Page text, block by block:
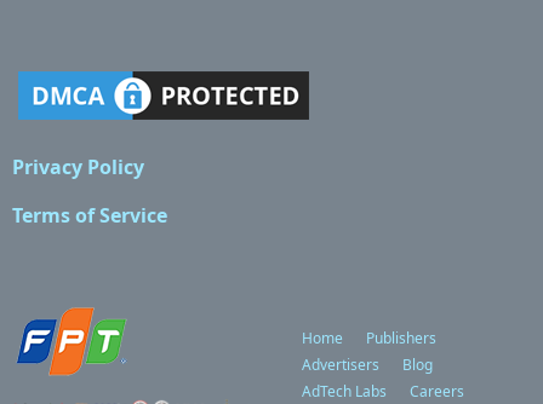
Privacy Policy
Terms of Service
Home
Publishers
Advertisers
Blog
AdTech Labs
Careers